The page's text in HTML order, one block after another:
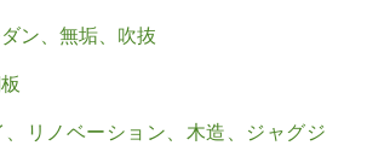
ン、無垢、吹抜
リノベーション、木造、ジャグジ